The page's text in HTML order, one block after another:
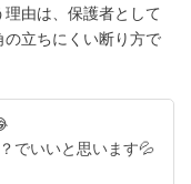
由は、保護者として
立ちにくい断り方で
でいいと思います💦